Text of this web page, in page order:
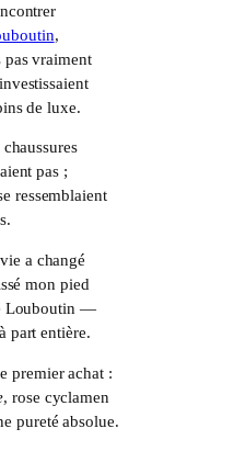
,
pas vraiment
de luxe.
pas ;
ressemblaient
a changé
mon pied
Louboutin —
part entière.
premier achat :
, rose cyclamen
pureté absolue.